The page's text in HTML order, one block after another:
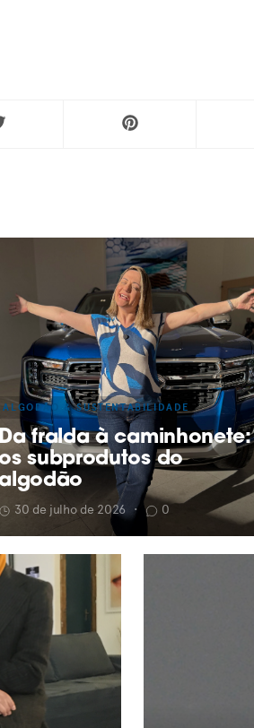
ALGODÃO & SUSTENTABILIDADE
Da fralda à caminhonete:
subprodutos do
30 de julho de 2026 • 0